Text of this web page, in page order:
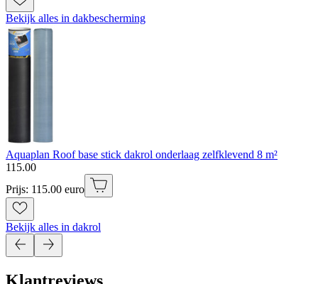
Bekijk alles in dakbescherming
Aquaplan Roof base stick dakrol onderlaag zelfklevend 8 m²
115.00
Prijs: 115.00 euro
Bekijk alles in dakrol